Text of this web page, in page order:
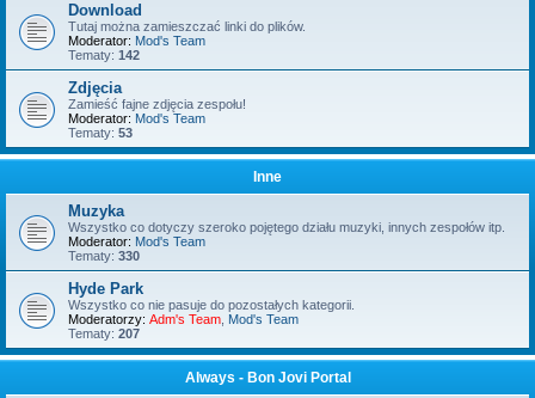
Download
Tutaj można zamieszczać linki do plików.
Moderator: Mod's Team
Tematy: 142
Zdjęcia
Zamieść fajne zdjęcia zespołu!
Moderator: Mod's Team
Tematy: 53
Inne
Muzyka
Wszystko co dotyczy szeroko pojętego działu muzyki, innych zespołów itp.
Moderator: Mod's Team
Tematy: 330
Hyde Park
Wszystko co nie pasuje do pozostałych kategorii.
Moderatorzy: Adm's Team Mod's Team
Tematy: 207
Always - Bon Jovi Portal